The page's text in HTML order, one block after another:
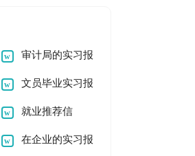
审计局的实习报
告 文员毕业实习报
告 就业推荐信
在企业的实习报